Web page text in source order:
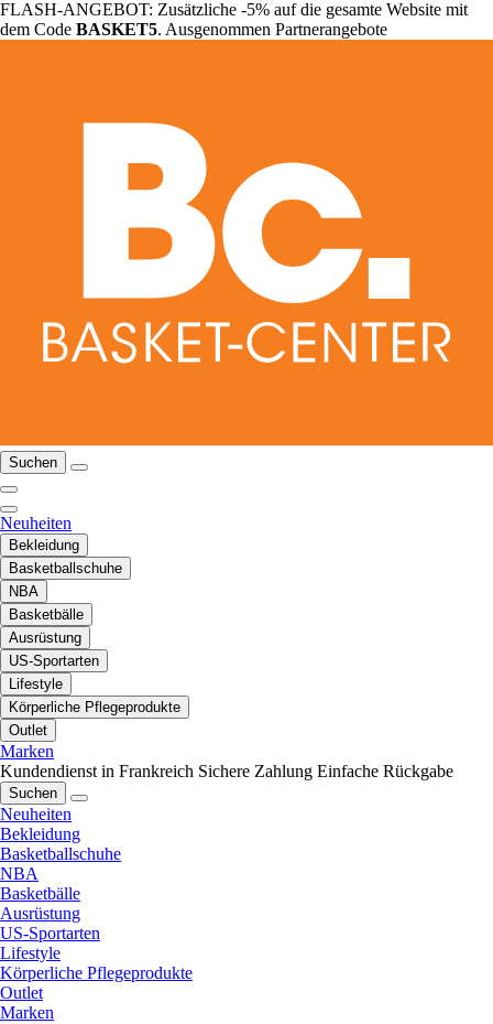
FLASH-ANGEBOT: Zusätzliche -5% auf die gesamte Website mit
dem Code BASKET5. Ausgenommen Partnerangebote
Suchen
Neuheiten
Bekleidung
Basketballschuhe
NBA
Basketbälle
Ausrüstung
US-Sportarten
Lifestyle
Körperliche Pflegeprodukte
Outlet
Marken
Kundendienst in Frankreich Sichere Zahlung Einfache Rückgabe
Suchen
Neuheiten
Bekleidung
Basketballschuhe
NBA
Basketbälle
Ausrüstung
US-Sportarten
Lifestyle
Körperliche Pflegeprodukte
Outlet
Marken